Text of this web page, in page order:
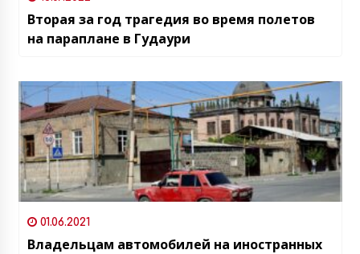
Вторая за год трагедия во время полетов
на параплане в Гудаури
01.06.2021
Владельцам автомобилей на иностранных